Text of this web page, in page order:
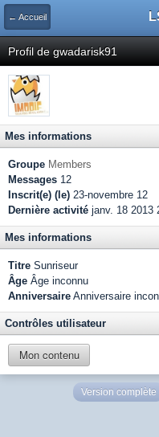
← Accueil
Profil de gwadarisk91
Mes informations
Groupe Members
Messages 12
Inscrit(e) (le) 23-novembre 12
Dernière activité janv. 18 2013
Mes informations
Titre Sunriseur
Âge Âge inconnu
Anniversaire Anniversaire
Contrôles utilisateur
Mon contenu
Version complète